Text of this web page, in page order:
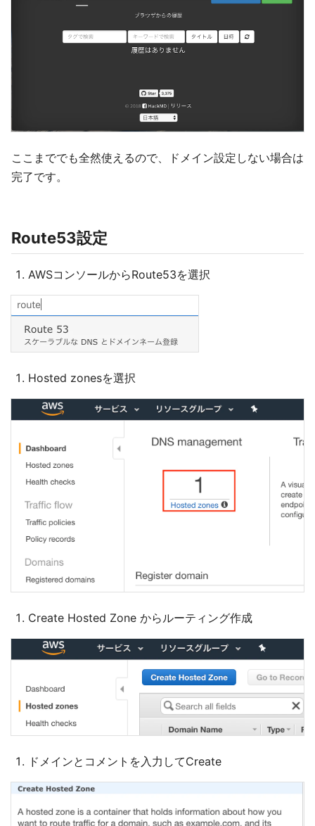
ここまででも全然使えるので、ドメイン設定しない場合は
完了です。
Route53設定
AWSコンソールからRoute53を選択
Hosted zonesを選択
Create Hosted Zone からルーティング作成
ドメインとコメントを入力してCreate